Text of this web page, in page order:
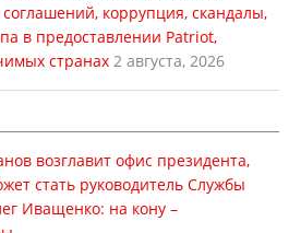
коррупция, скандалы,
в предоставлении Patriot,
странах 2 августа, 2026